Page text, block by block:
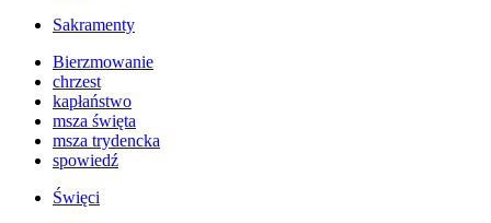
Sakramenty
Bierzmowanie
chrzest
kapłaństwo
msza święta
msza trydencka
spowiedź
Święci